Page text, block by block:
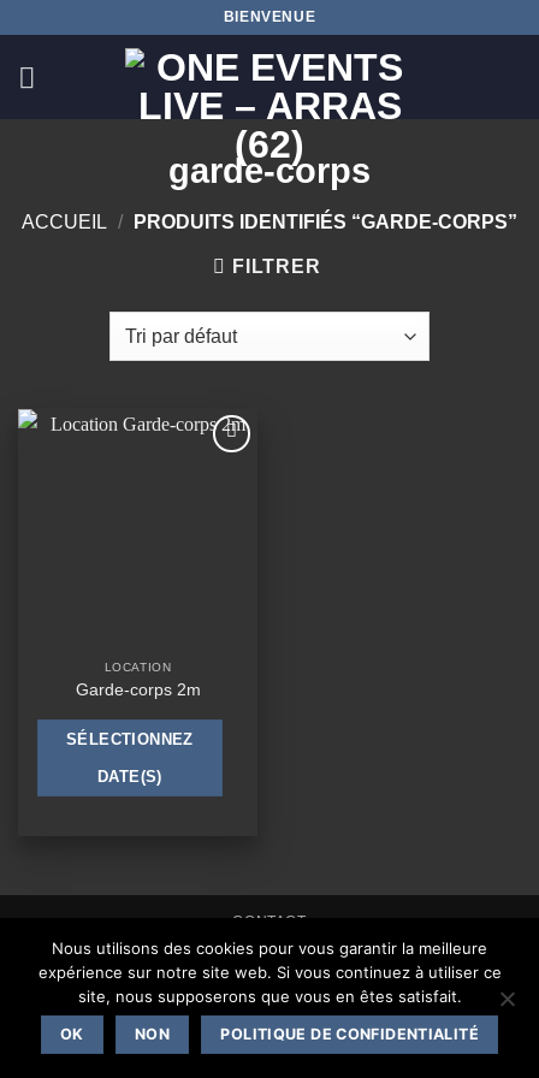
contenu
BIENVENUE
garde-corps
ACCUEIL / PRODUITS IDENTIFIÉS “GARDE-CORPS”
FILTRER
LOCATION
Garde-corps 2m
SÉLECTIONNEZ
DATE(S)
CONTACT
Copyright 2026 ©One Events Live |Mentions légales
Nous utilisons des cookies pour vous garantir la meilleure
expérience sur notre site web. Si vous continuez à utiliser ce
site, nous supposerons que vous en êtes satisfait.
OK NON POLITIQUE DE CONFIDENTIALITÉ